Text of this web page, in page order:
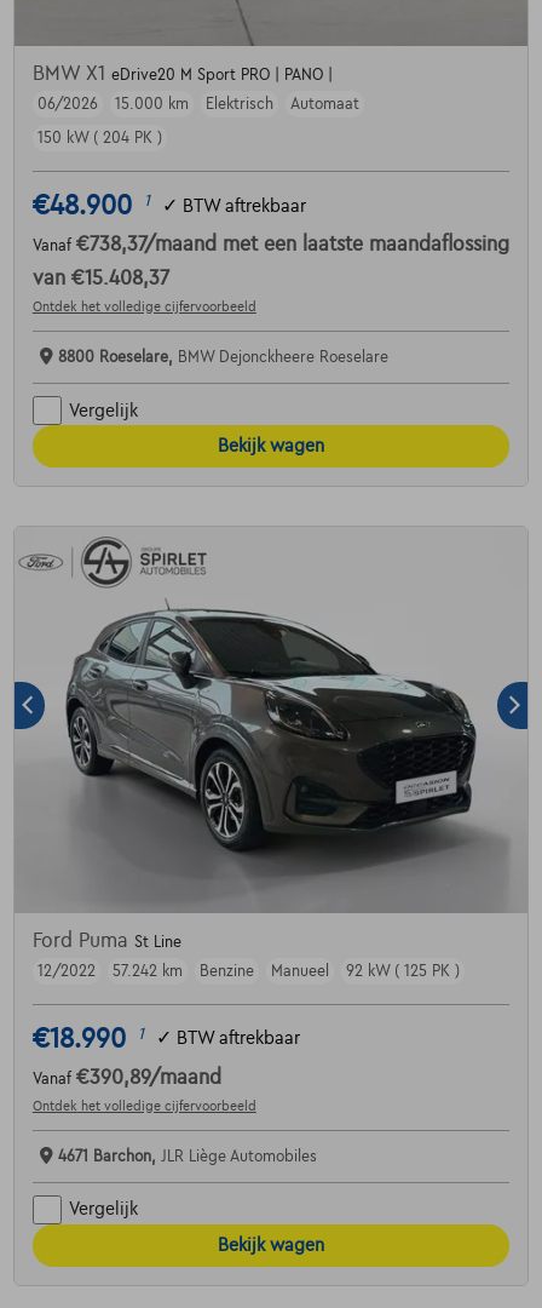
BMW X1 eDrive20 M Sport PRO | PANO |
06/2026
15.000 km Elektrisch
Automaat
150 kW ( 204 PK )
€48.900 1 ✓ BTW aftrekbaar
Vanaf €738,37/maand met een laatste maandaflossing
van €15.408,37
Ontdek het volledige cijfervoorbeeld
8800 Roeselare, BMW Dejonckheere Roeselare
Vergelijk
Bekijk wagen
Ford Puma St Line
12/2022
57.242 km Benzine Manueel 92 kW ( 125 PK )
€18.990 1 ✓ BTW aftrekbaar
Vanaf €390,89/maand
Ontdek het volledige cijfervoorbeeld
4671 Barchon, JLR Liège Automobiles
Vergelijk
Bekijk wagen